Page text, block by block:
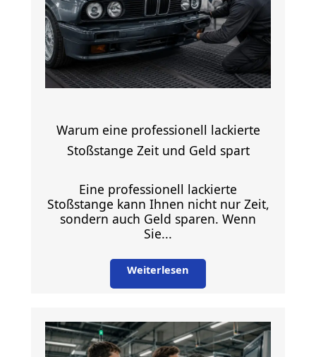
Warum eine professionell lackierte
Stoßstange Zeit und Geld spart
Eine professionell lackierte
Stoßstange kann Ihnen nicht nur Zeit,
sondern auch Geld sparen. Wenn
Sie...
Weiterlesen